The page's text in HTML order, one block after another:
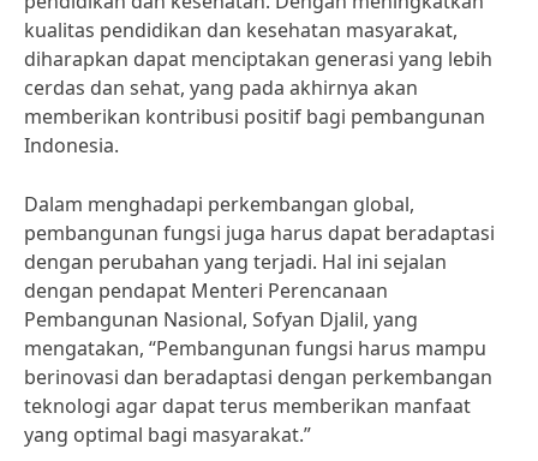
kualitas pendidikan dan kesehatan masyarakat,
diharapkan dapat menciptakan generasi yang lebih
cerdas dan sehat, yang pada akhirnya akan
memberikan kontribusi positif bagi pembangunan
Indonesia.
Dalam menghadapi perkembangan global,
pembangunan fungsi juga harus dapat beradaptasi
dengan perubahan yang terjadi. Hal ini sejalan
dengan pendapat Menteri Perencanaan
Pembangunan Nasional, Sofyan Djalil, yang
mengatakan, “Pembangunan fungsi harus mampu
berinovasi dan beradaptasi dengan perkembangan
teknologi agar dapat terus memberikan manfaat
yang optimal bagi masyarakat.”